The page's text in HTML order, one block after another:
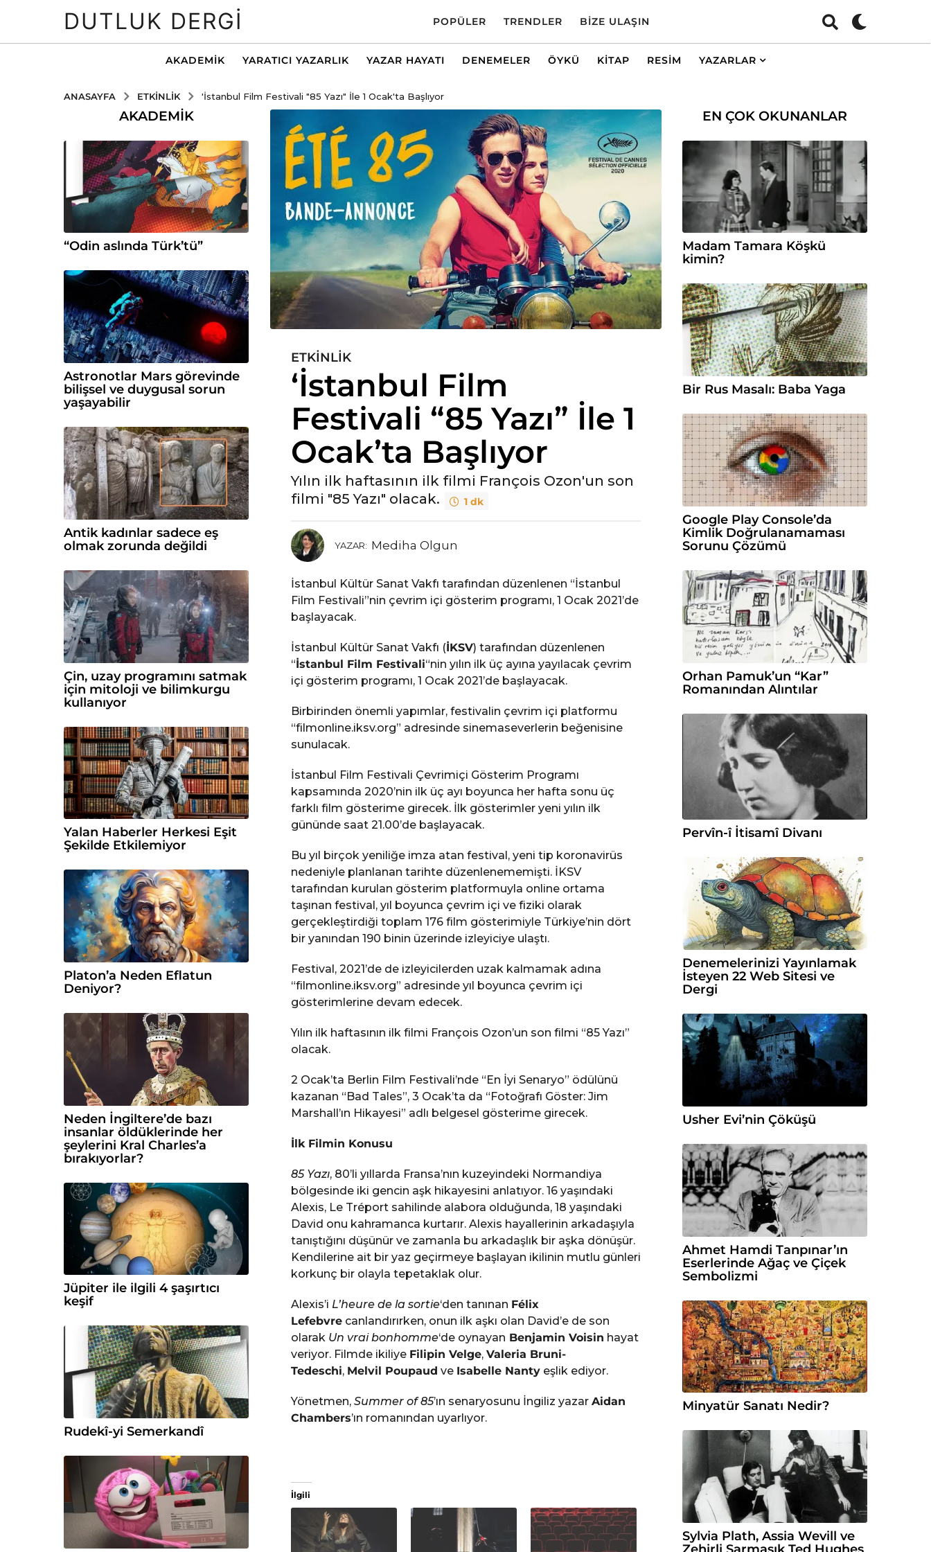
DUTLUK DERGI POPÜLER TRENDLER BIZE ULAŞIN
AKADEMIK YARATICI YAZARLIK YAZAR HAYATI DENEMELER ÖYKÜ KITAP RESIM YAZARLAR
ANASAYFA ETKINLIK 'İstanbul Film Festivali "85 Yazı" İle 1 Ocak'ta Başlıyor
6
y
ö
n
c
e
6
y
l
ö
n
c
e
ETKINLIK
‘İstanbul Film
Festivali “85 Yazı” İle 1
Ocak’ta Başlıyor
Yılın ilk haftasının ilk filmi François Ozon'un son
filmi "85 Yazı" olacak.
1 dk
YAZAR: Mediha Olgun
İstanbul Kültür Sanat Vakfı tarafından düzenlenen “İstanbul
Film Festivali”nin çevrim içi gösterim programı, 1 Ocak 2021’de
başlayacak.
İstanbul Kültür Sanat Vakfı (İKSV) tarafından düzenlenen
“İstanbul Film Festivali“nin yılın ilk üç ayına yayılacak çevrim
içi gösterim programı, 1 Ocak 2021’de başlayacak.
Birbirinden önemli yapımlar, festivalin çevrim içi platformu
“filmonline.iksv.org” adresinde sinemaseverlerin beğenisine
sunulacak.
İstanbul Film Festivali Çevrimiçi Gösterim Programı
kapsamında 2020’nin ilk üç ayı boyunca her hafta sonu üç
farklı film gösterime girecek. İlk gösterimler yeni yılın ilk
gününde saat 21.00’de başlayacak.
Bu yıl birçok yeniliğe imza atan festival, yeni tip koronavirüs
nedeniyle planlanan tarihte düzenlenememişti. İKSV
tarafından kurulan gösterim platformuyla online ortama
taşınan festival, yıl boyunca çevrim içi ve fiziki olarak
gerçekleştirdiği toplam 176 film gösterimiyle Türkiye’nin dört
bir yanından 190 binin üzerinde izleyiciye ulaştı.
Festival, 2021’de de izleyicilerden uzak kalmamak adına
“filmonline.iksv.org” adresinde yıl boyunca çevrim içi
gösterimlerine devam edecek.
Yılın ilk haftasının ilk filmi François Ozon’un son filmi “85 Yazı”
olacak.
2 Ocak’ta Berlin Film Festivali’nde “En İyi Senaryo” ödülünü
kazanan “Bad Tales”, 3 Ocak’ta da “Fotoğrafı Göster: Jim
Marshall’ın Hikayesi” adlı belgesel gösterime girecek.
İlk Filmin Konusu
85 Yazı, 80’li yıllarda Fransa’nın kuzeyindeki Normandiya
bölgesinde iki gencin aşk hikayesini anlatıyor. 16 yaşındaki
Alexis, Le Tréport sahilinde alabora olduğunda, 18 yaşındaki
David onu kahramanca kurtarır. Alexis hayallerinin arkadaşıyla
tanıştığını düşünür ve zamanla bu arkadaşlık bir aşka dönüşür.
Kendilerine ait bir yaz geçirmeye başlayan ikilinin mutlu günleri
korkunç bir olayla tepetaklak olur.
Alexis’i L’heure de la sortie‘den tanınan Félix
Lefebvrecanlandırırken, onun ilk aşkı olan David’e de son
olarak Un vrai bonhomme‘de oynayan Benjamin Voisin hayat
veriyor. Filmde ikiliye Filipin Velge, Valeria Bruni-
Tedeschi, Melvil Poupaud ve Isabelle Nantyeşlik ediyor.
Yönetmen, Summer of 85’ın senaryosunu İngiliz yazar Aidan
Chambers’ın romanından uyarlıyor.
İlgili
AKADEMIK
“Odin aslında Türk’tü”
Astronotlar Mars görevinde
bilişsel ve duygusal sorun
yaşayabilir
Antik kadınlar sadece eş
olmak zorunda değildi
Çin, uzay programını satmak
için mitoloji ve bilimkurgu
kullanıyor
Yalan Haberler Herkesi Eşit
Şekilde Etkilemiyor
Platon’a Neden Eflatun
Deniyor?
Neden İngiltere’de bazı
insanlar öldüklerinde her
şeylerini Kral Charles’a
bırakıyorlar?
Jüpiter ile ilgili 4 şaşırtıcı
keşif
Rudekî-yi Semerkandî
EN ÇOK OKUNANLAR
Madam Tamara Köşkü
kimin?
Bir Rus Masalı: Baba Yaga
Google Play Console’da
Kimlik Doğrulanamaması
Sorunu Çözümü
Orhan Pamuk’un “Kar”
Romanından Alıntılar
Pervîn-î İtisamî Divanı
Denemelerinizi Yayınlamak
İsteyen 22 Web Sitesi ve
Dergi
Usher Evi’nin Çöküşü
Ahmet Hamdi Tanpınar’ın
Eserlerinde Ağaç ve Çiçek
Sembolizmi
Minyatür Sanatı Nedir?
Sylvia Plath, Assia Wevill ve